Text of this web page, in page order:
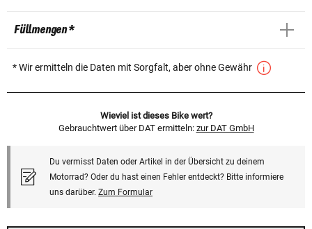
Füllmengen *
* Wir ermitteln die Daten mit Sorgfalt, aber ohne Gewähr
Wieviel ist dieses Bike wert?
Gebrauchtwert über DAT ermitteln: zur DAT GmbH
Du vermisst Daten oder Artikel in der Übersicht zu deinem
Motorrad? Oder du hast einen Fehler entdeckt? Bitte informiere
uns darüber. Zum Formular